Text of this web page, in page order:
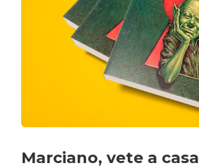
Marciano, vete a casa